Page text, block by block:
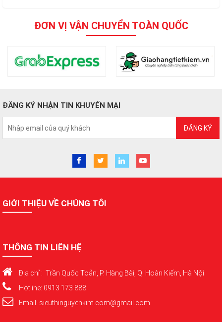
ĐƠN VỊ VẬN CHUYỂN TOÀN QUỐC
ĐĂNG KÝ NHẬN TIN KHUYẾN MẠI
ĐĂNG KÝ
GIỚI THIỆU VỀ CHÚNG TÔI
THÔNG TIN LIÊN HỆ
Địa chỉ : Trần Quốc Toản, P. Hàng Bài, Q. Hoàn Kiếm, Hà Nội
Hotline: 0913 173 888
Email: sieuthinguyenkim.com@gmail.com